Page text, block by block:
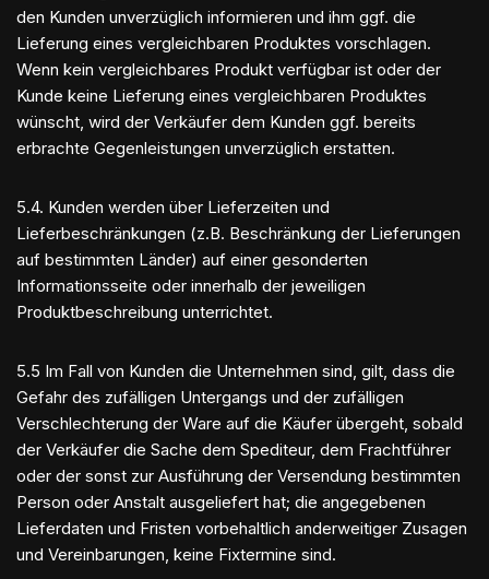
den Kunden unverzüglich informieren und ihm ggf. die
Lieferung eines vergleichbaren Produktes vorschlagen.
Wenn kein vergleichbares Produkt verfügbar ist oder der
Kunde keine Lieferung eines vergleichbaren Produktes
wünscht, wird der Verkäufer dem Kunden ggf. bereits
erbrachte Gegenleistungen unverzüglich erstatten.
5.4. Kunden werden über Lieferzeiten und
Lieferbeschränkungen (z.B. Beschränkung der Lieferungen
auf bestimmten Länder) auf einer gesonderten
Informationsseite oder innerhalb der jeweiligen
Produktbeschreibung unterrichtet.
5.5 Im Fall von Kunden die Unternehmen sind, gilt, dass die
Gefahr des zufälligen Untergangs und der zufälligen
Verschlechterung der Ware auf die Käufer übergeht, sobald
der Verkäufer die Sache dem Spediteur, dem Frachtführer
oder der sonst zur Ausführung der Versendung bestimmten
Person oder Anstalt ausgeliefert hat; die angegebenen
Lieferdaten und Fristen vorbehaltlich anderweitiger Zusagen
und Vereinbarungen, keine Fixtermine sind.